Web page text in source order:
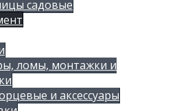
садовые
ломы, монтажки и
и аксессуары